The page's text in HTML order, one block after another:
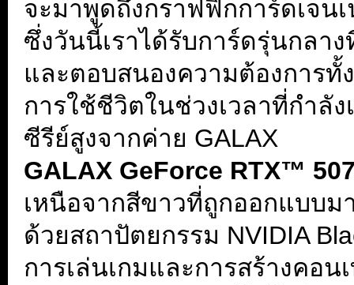
จะมาพูดถึงกราฟฟิกการ์ดเจน
ซึ่งวันนี้เราได้รับการ์ดรุ่นกลา
และตอบสนองความต้องการ
การใช้ชีวิตในช่วงเวลาที่กำลั
ซีรีย์สูงจากค่าย GALAX
GALAX GeForce RTX™
เหนือจากสีขาวที่ถูกออกแบบ
ด้วยสถาปัตยกรรม NVIDIA
การเล่นเกมและการสร้างคอ